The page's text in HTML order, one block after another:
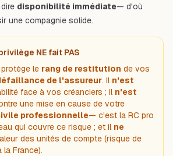
disponibilité immédiate— d'où
une compagnie solide.
NE fait PAS
le rang de restitution de vos
de l'assureur. Il n'est
face à vos créanciers ; il n'est
une mise en cause de votre
professionnelle— c'est la RC pro
qui couvre ce risque ; et il ne
des unités de compte (risque de
la France).